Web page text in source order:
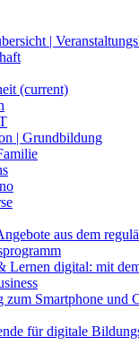
|
(current)
| Grundbildung
aus dem
Lernen digital: mit
zum Smartphone und
für digitale